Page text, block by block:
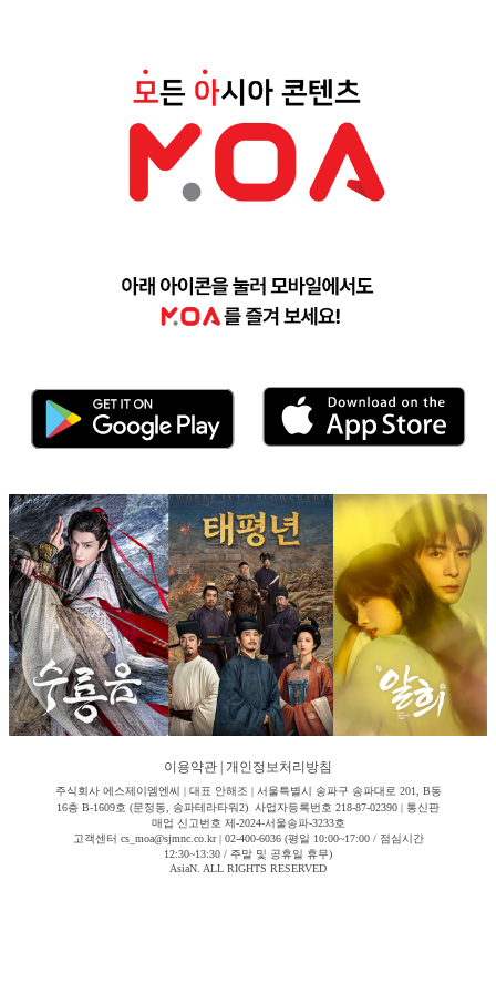
이용약관 개인정보처리방침
주식회사 에스제이엠엔씨 | 대표 안해조 | 서울특별시 송파구 송파대로 201, B동
16층 B-1609호 (문정동, 송파테라타워2) 사업자등록번호 218-87-02390 | 통신판
매업 신고번호 제-2024-서울송파-3233호
고객센터 cs_moa@sjmnc.co.kr | 02-400-6036 (평일 10:00~17:00 / 점심시간
12:30~13:30 / 주말 및 공휴일 휴무)
AsiaN. ALL RIGHTS RESERVED